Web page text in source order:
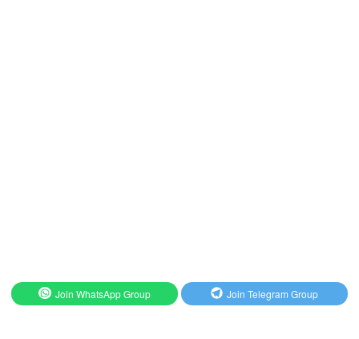
Join WhatsApp Group Join Telegram Group